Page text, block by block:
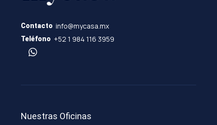
Contacto info@mycasa.mx
Teléfono +52 1 984 116 3959
Nuestras Oficinas